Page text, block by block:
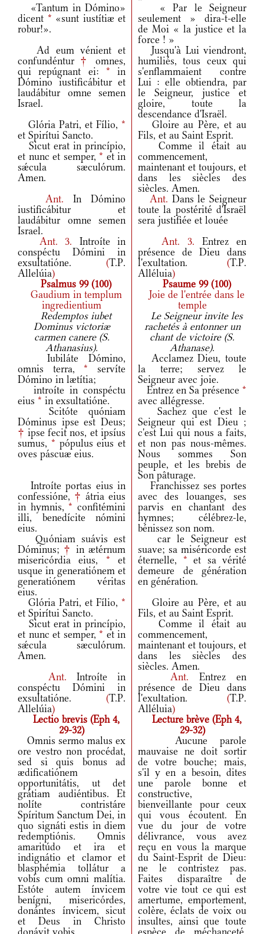
«Tantum in Dómino»
dicent * «sunt iustítiæ et
robur!».
« Par le Seigneur
seulement » dira-t-elle
de Moi « la justice et la
force ! »
Ad eum vénient et
confundéntur †
omnes,
qui repúgnant ei: * in
Dómino iustificábitur et
laudábitur omne semen
Israel.
Jusqu'à Lui viendront,
humiliés, tous ceux qui
s'enflammaient contre
Lui : elle obtiendra, par
le Seigneur, justice et
gloire, toute la
descendance d'Israël.
Glória Patri, et Fílio, *
et Spirítui Sancto.
Gloire au Père, et au
Fils, et au Saint Esprit.
Sicut erat in princípio,
et nunc et semper, * et in
sǽcula sæculórum.
Amen.
Comme il était au
commencement,
maintenant et toujours, et
dans les siècles des
siècles. Amen.
Ant.In Dómino
iustificábitur et
laudábitur omne semen
Israel.
Ant. Dans le Seigneur
toute la postérité d'Israël
sera justifiée et louée
Ant. 3. Introíte in
conspéctu Dómini in
exsultatióne. (T.P.
Allelúia)
Ant. 3. Entrez en
présence de Dieu dans
l'exultation. (T.P.
Alléluia)
Psalmus 99 (100)
Psaume 99 (100)
Gaudium in templum
ingredientium
Joie de l'entrée dans le
temple
Redemptos iubet
Dominus victoriæ
carmen canere (S.
Athanasius).
Le Seigneur invite les
rachetés à entonner un
chant de victoire (S.
Athanase).
Iubiláte Dómino,
omnis terra,* servíte
Dómino in lætítia;
Acclamez Dieu, toute
la terre; servez le
Seigneur avec joie.
introíte in conspéctu
eius * in exsultatióne.
Entrez en Sa présence *
avec allégresse.
Scitóte quóniam
Dóminus ipse est Deus;
† ipse fecit nos, et ipsíus
sumus, * pópulus eius et
oves páscuæ eius.
Sachez que c'est le
Seigneur qui est Dieu ;
c'est Lui qui nous a faits,
et non pas nous-mêmes.
Nous sommes Son
peuple, et les brebis de
Son pâturage.
Introíte portas eius in
confessióne, † átria eius
in hymnis,* confitémini
illi, benedícite nómini
eius.
Franchissez ses portes
avec des louanges, ses
parvis en chantant des
hymnes; célébrez-le,
bénissez son nom.
Quóniam suávis est
Dóminus; † in ætérnum
misericórdia eius, * et
usque in generatiónem et
generatiónem véritas
eius.
car le Seigneur est
suave; sa miséricorde est
éternelle, * et sa vérité
demeure de génération
en génération.
Glória Patri, et Fílio, *
et Spirítui Sancto.
Gloire au Père, et au
Fils, et au Saint Esprit.
Sicut erat in princípio,
et nunc et semper, * et in
sǽcula sæculórum.
Amen.
Comme il était au
commencement,
maintenant et toujours, et
dans les siècles des
siècles. Amen.
Ant. Introíte in
conspéctu Dómini in
exsultatióne. (T.P.
Allelúia)
Ant. Entrez en
présence de Dieu dans
l'exultation. (T.P.
Alléluia)
Lectio brevis (Eph 4,
29-32)
Lecture brève (Eph 4,
29-32)
Omnis sermo malus ex
ore vestro non procédat,
sed si quis bonus ad
ædificatiónem
opportunitátis, ut det
grátiam audiéntibus. Et
nolíte contristáre
Spíritum Sanctum Dei, in
quo signáti estis in diem
redemptiónis. Omnis
amaritúdo et ira et
indignátio et clamor et
blasphémia tollátur a
vobis cum omni malítia.
Estóte autem ínvicem
benígni, misericórdes,
donántes ínvicem, sicut
et Deus in Christo
Aucune parole
mauvaise ne doit sortir
de votre bouche; mais,
s'il y en a besoin, dites
une parole bonne et
constructive,
bienveillante pour ceux
qui vous écoutent. En
vue du jour de votre
délivrance, vous avez
reçu en vous la marque
du Saint-Esprit de Dieu:
ne le contristez pas.
Faites disparaître de
votre vie tout ce qui est
amertume, emportement,
colère, éclats de voix ou
insultes, ainsi que toute